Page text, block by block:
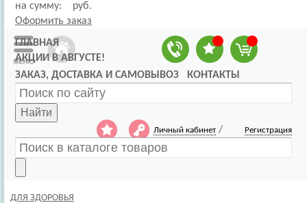
на сумму:
руб.
Оформить заказ
ГЛАВНАЯ
АКЦИИ В АВГУСТЕ!
ЗАКАЗ, ДОСТАВКА И САМОВЫВОЗ
КОНТАКТЫ
Найти
Личный кабинет / Регистрация
ДЛЯ ЗДОРОВЬЯ